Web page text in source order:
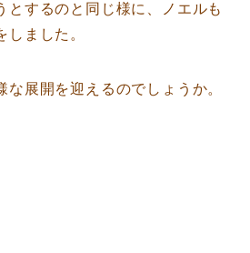
とするのと同じ様に、ノエルも
しました。
な展開を迎えるのでしょうか。